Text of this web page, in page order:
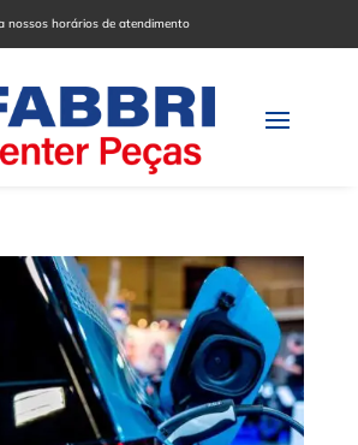
nossos horários de atendimento